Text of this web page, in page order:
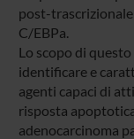
post-
C/EBPa.
Lo scopo di
identificare e
agenti capaci di
risposta
adenocarcinoma